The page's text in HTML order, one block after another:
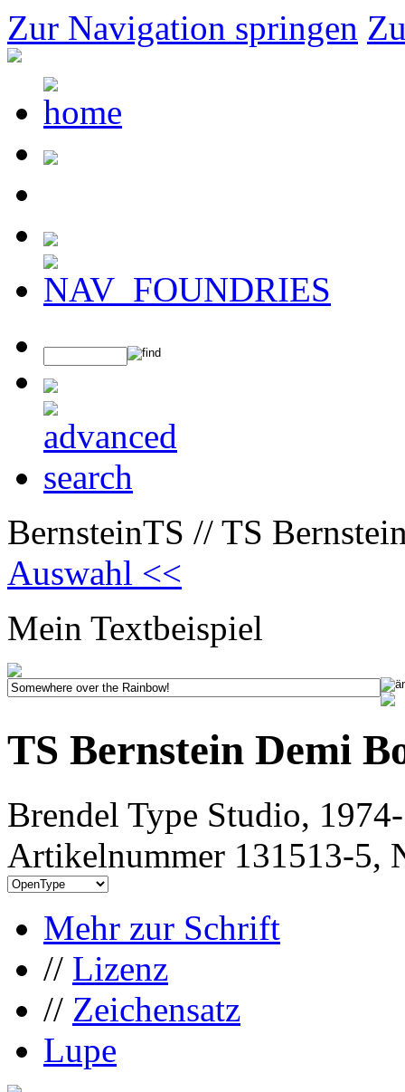
Zur Navigation springen
BernsteinTS // TS
Auswahl <<
Mein Textbeispiel
TS Bernstein Demi
Brendel Type Studio,
Artikelnummer 131513-5,
Mehr zur Schrift
// Lizenz
// Zeichensatz
Lupe